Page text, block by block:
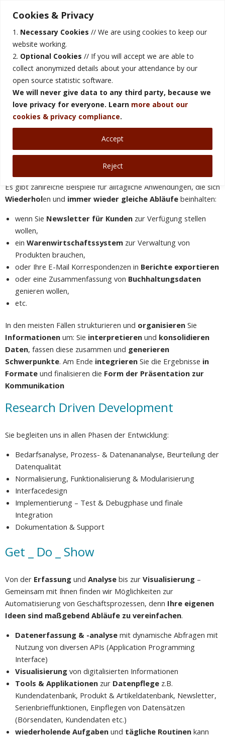
Cookies & Privacy
1. Necessary Cookies // We are using cookies to keep our
website working.
2. Optional Cookies // If you will accept we are able to
collect anonymized details about your attendance by our
open source statistic software.
We will never give data to any third party, because we
love privacy for everyone. Learn more about our
cookies & privacy compliance.
Reject
Accept
sympley.net
IT, Administration, Webdesign, Hosting
Home
Über Uns
Kontakt
Es gibt zahlreiche Beispiele für alltägliche Anwendungen, die sich
Wiederholen und immer wieder gleiche Abläufe beinhalten:
wenn Sie Newsletter für Kunden zur Verfügung stellen
wollen,
ein Warenwirtschaftssystem zur Verwaltung von
Produkten brauchen,
oder Ihre E-Mail Korrespondenzen in Berichte exportieren
oder eine Zusammenfassung von Buchhaltungsdaten
genieren wollen,
etc.
In den meisten Fällen strukturieren und organisieren Sie
Informationen um: Sie interpretieren und konsolidieren
Daten, fassen diese zusammen und generieren
Schwerpunkte. Am Ende integrieren Sie die Ergebnisse in
Formate und finalisieren die Form der Präsentation zur
Kommunikation
Research Driven Development
Sie begleiten uns in allen Phasen der Entwicklung:
Bedarfsanalyse, Prozess- & Datenananalyse, Beurteilung der
Datenqualität
Normalisierung, Funktionalisierung & Modularisierung
Interfacedesign
Implementierung – Test & Debugphase und finale
Integration
Dokumentation & Support
Get _ Do _ Show
Von der Erfassung und Analyse bis zur Visualisierung –
Gemeinsam mit Ihnen finden wir Möglichkeiten zur
Automatisierung von Geschäftsprozessen, denn Ihre eigenen
Ideen sind maßgebend Abläufe zu vereinfachen.
Datenerfassung & -analyse mit dynamische Abfragen mit
Nutzung von diversen APIs (Application Programming
Interface)
Visualisierung von digitalisierten Informationen
Tools & Applikationen zur Datenpflege z.B.
Kundendatenbank, Produkt & Artikeldatenbank, Newsletter,
Serienbrieffunktionen, Einpflegen von Datensätzen
(Börsendaten, Kundendaten etc.)
wiederholende Aufgaben und tägliche Routinen kann